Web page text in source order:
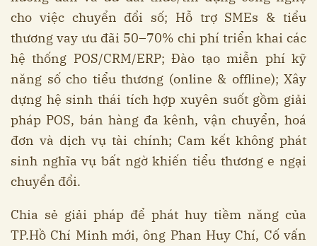
cho việc chuyển đổi số; Hỗ trợ SMEs & tiểu
thương vay ưu đãi 50–70% chi phí triển khai các
hệ thống POS/CRM/ERP; Đào tạo miễn phí kỹ
năng số cho tiểu thương (online & offline); Xây
dựng hệ sinh thái tích hợp xuyên suốt gồm giải
pháp POS, bán hàng đa kênh, vận chuyển, hoá
đơn và dịch vụ tài chính; Cam kết không phát
sinh nghĩa vụ bất ngờ khiến tiểu thương e ngại
chuyển đổi.
Chia sẻ giải pháp để phát huy tiềm năng của
TP.Hồ Chí Minh mới, ông Phan Huy Chí, Cố vấn